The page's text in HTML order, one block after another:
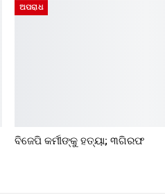
ଅପରାଧ
ବିଜେପି କର୍ମୀଙ୍କୁ ହତ୍ୟା; ୩ଗିରଫ